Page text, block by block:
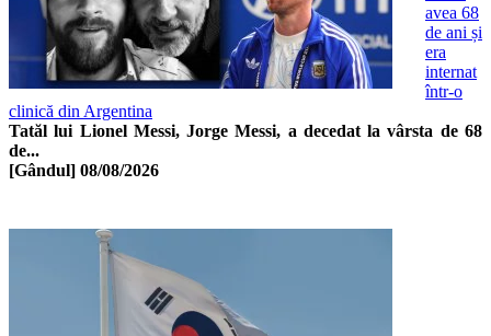
avea 68
de ani și
era
internat
într-o
clinică din Argentina
Tatăl lui Lionel Messi, Jorge Messi, a decedat la vârsta de 68
de...
[Gândul] 08/08/2026